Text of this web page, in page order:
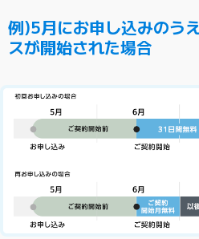
例)5月にお申し込みのう
スが開始された場合